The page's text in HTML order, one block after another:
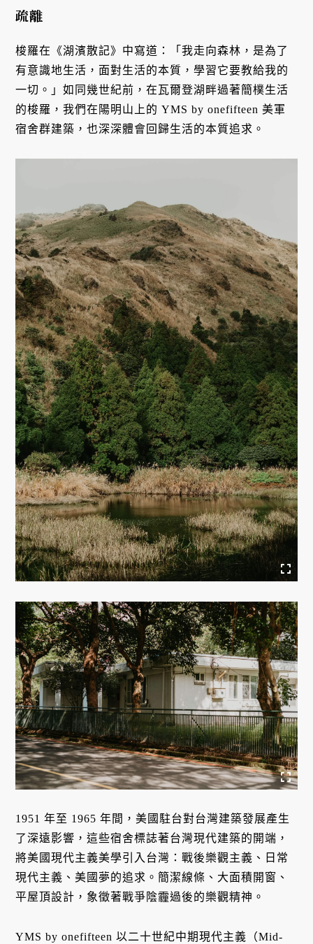
疏離
梭羅在《湖濱散記》中寫道：「我走向森林，是為了
有意識地生活，面對生活的本質，學習它要教給我的
一切。」如同幾世紀前，在瓦爾登湖畔過著簡樸生活
的梭羅，我們在陽明山上的 YMS by onefifteen 美軍
宿舍群建築，也深深體會回歸生活的本質追求。
1951 年至 1965 年間，美國駐台對台灣建築發展產生
了深遠影響，這些宿舍標誌著台灣現代建築的開端，
將美國現代主義美學引入台灣：戰後樂觀主義、日常
現代主義、美國夢的追求。簡潔線條、大面積開窗、
平屋頂設計，象徵著戰爭陰霾過後的樂觀精神。
YMS by onefifteen 以二十世紀中期現代主義（Mid-